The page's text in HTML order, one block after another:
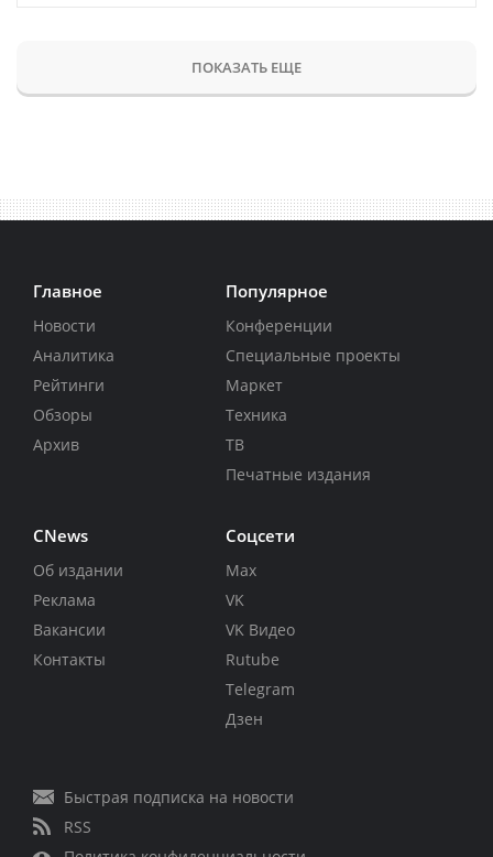
ПОКАЗАТЬ ЕЩЕ
Главное
Новости
Аналитика
Рейтинги
Обзоры
Архив
Популярное
Конференции
Специальные проекты
Маркет
Техника
ТВ
Печатные издания
CNews
Об издании
Реклама
Вакансии
Контакты
Соцсети
Max
VK
VK Видео
Rutube
Telegram
Дзен
Быстрая подписка на новости
RSS